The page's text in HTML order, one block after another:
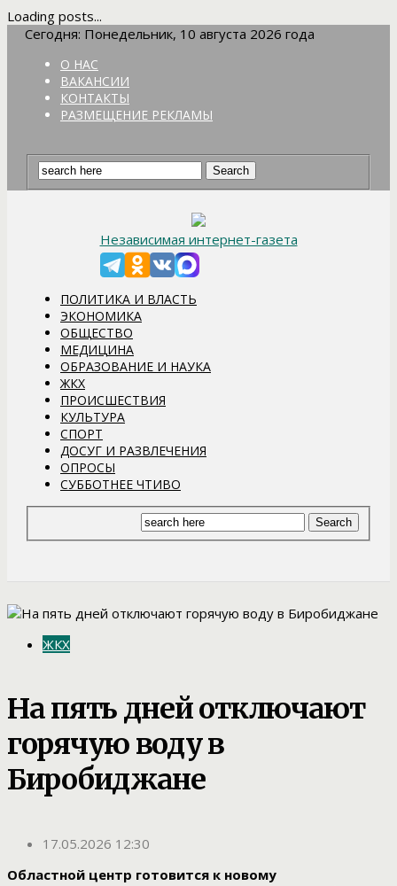
Loading posts...
Сегодня: Понедельник, 10 августа 2026 года
О НАС
ВАКАНСИИ
КОНТАКТЫ
РАЗМЕЩЕНИЕ РЕКЛАМЫ
Независимая интернет-газета
ПОЛИТИКА И ВЛАСТЬ
ЭКОНОМИКА
ОБЩЕСТВО
МЕДИЦИНА
ОБРАЗОВАНИЕ И НАУКА
ЖКХ
ПРОИСШЕСТВИЯ
КУЛЬТУРА
СПОРТ
ДОСУГ И РАЗВЛЕЧЕНИЯ
ОПРОСЫ
СУББОТНЕЕ ЧТИВО
ЖКХ
На пять дней отключают
горячую воду в
Биробиджане
17.05.2026 12:30
Областной центр готовится к новому